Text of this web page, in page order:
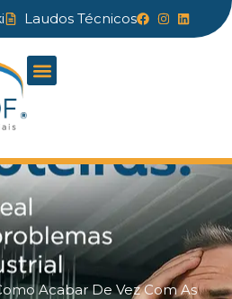
Laudos Técnicos
Acabar De Vez Com As